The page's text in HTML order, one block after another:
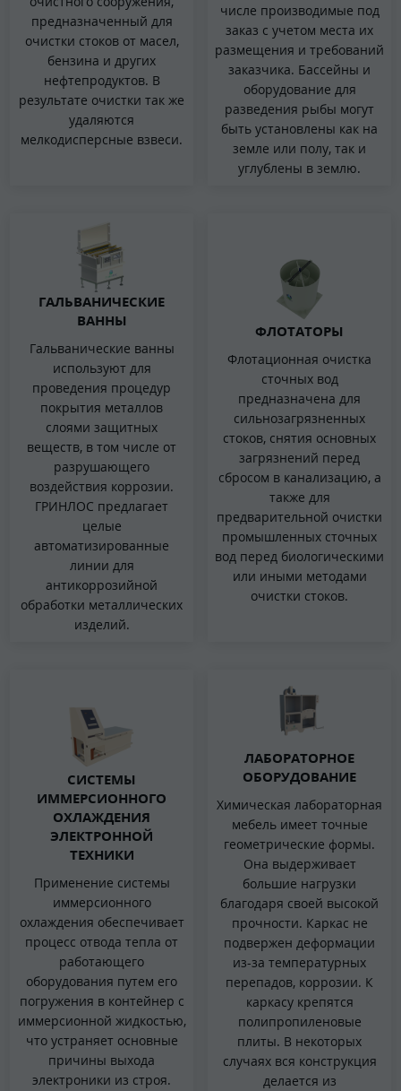
предназначенный для
очистки стоков от масел,
бензина и других
нефтепродуктов. В
результате очистки так же
удаляются
мелкодисперсные взвеси.
числе производимые под
заказ с учетом места их
размещения и требований
заказчика. Бассейны и
оборудование для
разведения рыбы могут
быть установлены как на
земле или полу, так и
углублены в землю.
ГАЛЬВАНИЧЕСКИЕ
ВАННЫ
Гальванические ванны
используют для
проведения процедур
покрытия металлов
слоями защитных
веществ, в том числе от
разрушающего
воздействия коррозии.
ГРИНЛОС предлагает
целые
автоматизированные
линии для
антикоррозийной
обработки металлических
изделий.
ФЛОТАТОРЫ
Флотационная очистка
сточных вод
предназначена для
сильнозагрязненных
стоков, снятия основных
загрязнений перед
сбросом в канализацию, а
также для
предварительной очистки
промышленных сточных
вод перед биологическими
или иными методами
очистки стоков.
СИСТЕМЫ
ИММЕРСИОННОГО
ОХЛАЖДЕНИЯ
ЭЛЕКТРОННОЙ
ТЕХНИКИ
Применение системы
иммерсионного
охлаждения обеспечивает
процесс отвода тепла от
работающего
оборудования путем его
погружения в контейнер с
иммерсионной жидкостью,
что устраняет основные
причины выхода
электроники из строя.
ЛАБОРАТОРНОЕ
ОБОРУДОВАНИЕ
Химическая лабораторная
мебель имеет точные
геометрические формы.
Она выдерживает
большие нагрузки
благодаря своей высокой
прочности. Каркас не
подвержен деформации
из-за температурных
перепадов, коррозии. К
каркасу крепятся
полипропиленовые
плиты. В некоторых
случаях вся конструкция
делается из